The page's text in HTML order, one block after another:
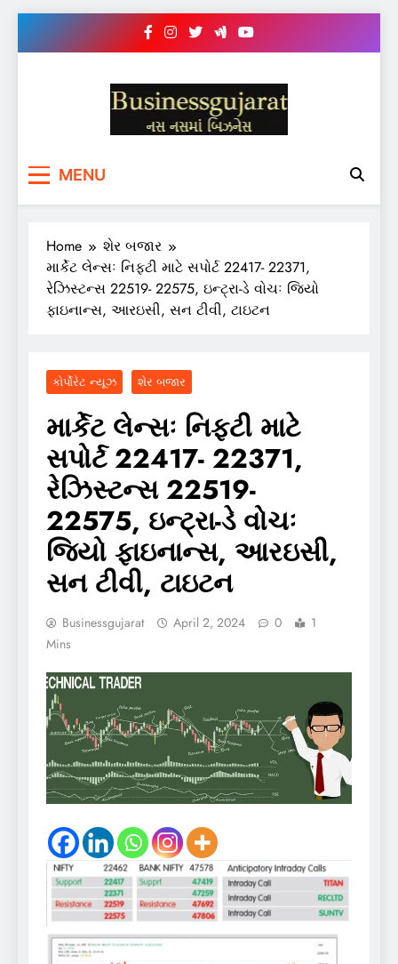
BUSINESS GUJARAT
MENU
Home
શેર બજાર
માર્કેટ લેન્સઃ નિફ્ટી માટે સપોર્ટ 22417- 22371,
રેઝિસ્ટન્સ 22519- 22575, ઇન્ટ્રા-ડે વોચઃ જિયો
ફાઇનાન્સ, આરઇસી, સન ટીવી, ટાઇટન
કોર્પોરેટ ન્યૂઝ શેર બજાર
માર્કેટ લેન્સઃ નિફ્ટી માટે
સપોર્ટ 22417- 22371,
રેઝિસ્ટન્સ 22519-
22575, ઇન્ટ્રા-ડે વોચઃ
જિયો ફાઇનાન્સ, આરઇસી,
સન ટીવી, ટાઇટન
Businessgujarat April 2, 2024 0
1
Mins